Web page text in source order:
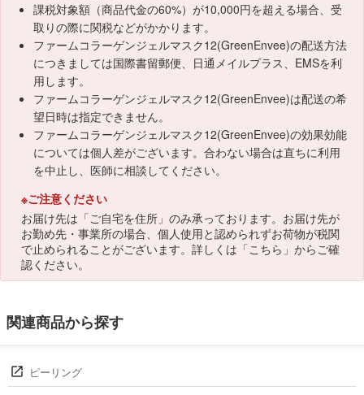
課税対象額（商品代金の60%）が10,000円を超える場合、受
取りの際に関税などがかかります。
ファームコラーゲンジェルマスク12(GreenEnvee)の配送方法
につきましては国際書留郵便、日通メイルプラス、EMSを利
用します。
ファームコラーゲンジェルマスク12(GreenEnvee)は配送の希
望日時は指定できません。
ファームコラーゲンジェルマスク12(GreenEnvee)の効果効能
については個人差がございます。合わない場合は直ちに利用
を中止し、医師に相談してください。
※ご注意ください
お届け先は「ご自宅を住所」のみ承っております。お届け先が
お勤め先・事業所の場合、個人使用と認められずお荷物が税関
で止められることがございます。詳しくは「こちら 」からご確
認ください。
関連商品から探す
ピーリング